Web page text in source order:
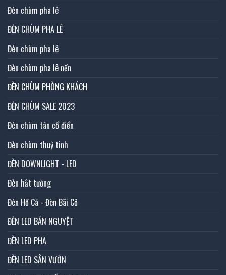
Đèn chùm pha lê
ĐÈN CHÙM PHA LÊ
Đèn chùm pha lê
Đèn chùm pha lê nến
ĐÈN CHÙM PHÒNG KHÁCH
ĐÈN CHÙM SALE 2023
Đèn chùm tân cổ điển
Đèn chùm thuỷ tinh
ĐÈN DOWNLIGHT - LED
Đèn hắt tường
Đèn Hồ Cá - Đèn Bãi Cỏ
ĐÈN LED BÁN NGUYỆT
ĐÈN LED PHA
ĐÈN LED SÂN VƯỜN